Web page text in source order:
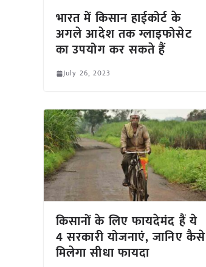
भारत में किसान हाईकोर्ट के
अगले आदेश तक ग्लाइफोसेट
का उपयोग कर सकते हैं
July 26, 2023
किसानों के लिए फायदेमंद हैं ये
4 सरकारी योजनाएं, जानिए कैसे
मिलेगा सीधा फायदा